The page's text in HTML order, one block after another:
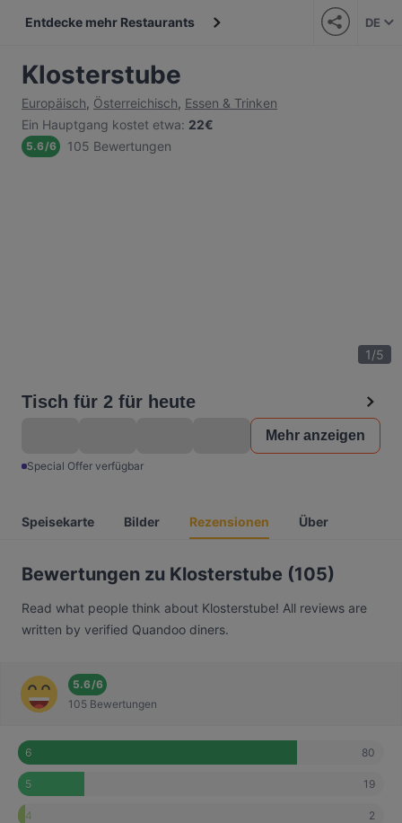
Entdecke mehr Restaurants DE
Klosterstube
Europäisch, Österreichisch, Essen & Trinken
Ein Hauptgang kostet etwa: 22€
5.6/6 105 Bewertungen
1/5
Tisch für 2 für heute
Mehr anzeigen
Special Offer verfügbar
Speisekarte Bilder Rezensionen Über
Bewertungen zu Klosterstube (105)
Read what people think about Klosterstube! All reviews are
written by verified Quandoo diners.
5.6/6
105 Bewertungen
6 80
5 19
4 2